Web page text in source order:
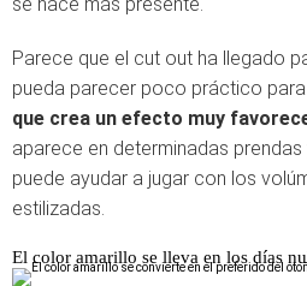
Parece que el cut out ha llegado
pueda parecer poco práctico para
que crea un efecto muy
aparece en determinadas
puede ayudar a jugar con los
estilizadas.
El color amarillo se lleva en los días